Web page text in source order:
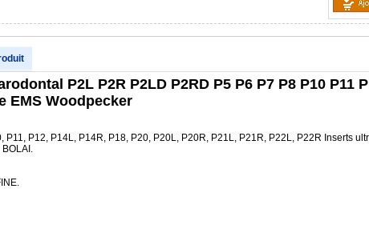
P2L P2R P2LD P2RD P5 P6 P7 P8 P10 P11
EMS Woodpecker
P11, P12, P14L, P14R, P18, P20, P20L, P20R, P21L, P21R, P22L, P22R Inserts